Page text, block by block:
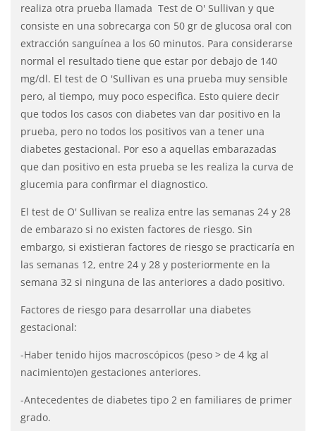
realiza otra prueba llamada Test de O' Sullivan y que
consiste en una sobrecarga con 50 gr de glucosa oral con
extracción sanguínea a los 60 minutos. Para considerarse
normal el resultado tiene que estar por debajo de 140
mg/dl. El test de O 'Sullivan es una prueba muy sensible
pero, al tiempo, muy poco especifica. Esto quiere decir
que todos los casos con diabetes van dar positivo en la
prueba, pero no todos los positivos van a tener una
diabetes gestacional. Por eso a aquellas embarazadas
que dan positivo en esta prueba se les realiza la curva de
glucemia para confirmar el diagnostico.
El test de O' Sullivan se realiza entre las semanas 24 y 28
de embarazo si no existen factores de riesgo. Sin
embargo, si existieran factores de riesgo se practicaría en
las semanas 12, entre 24 y 28 y posteriormente en la
semana 32 si ninguna de las anteriores a dado positivo.
Factores de riesgo para desarrollar una diabetes
gestacional:
-Haber tenido hijos macroscópicos (peso > de 4 kg al
nacimiento)en gestaciones anteriores.
-Antecedentes de diabetes tipo 2 en familiares de primer
grado.